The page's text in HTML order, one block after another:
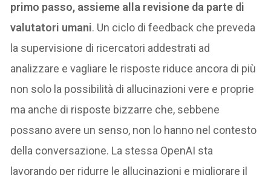
primo passo, assieme alla revisione da parte di
valutatori umani. Un ciclo di feedback che preveda
la supervisione di ricercatori addestrati ad
analizzare e vagliare le risposte riduce ancora di più
non solo la possibilità di allucinazioni vere e proprie
ma anche di risposte bizzarre che, sebbene
possano avere un senso, non lo hanno nel contesto
della conversazione. La stessa OpenAI sta
lavorando per ridurre le allucinazioni e migliorare il